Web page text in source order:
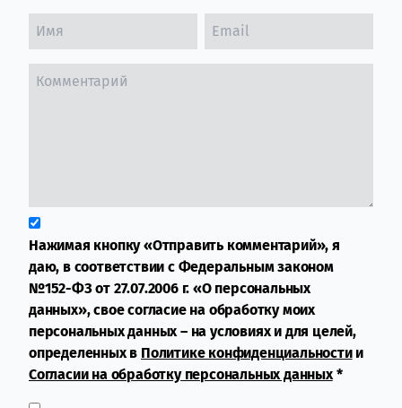
Нажимая кнопку «Отправить комментарий», я
даю, в соответствии с Федеральным законом
№152-ФЗ от 27.07.2006 г. «О персональных
данных», свое согласие на обработку моих
персональных данных – на условиях и для целей,
определенных в Политике конфиденциальностии
Согласии на обработку персональных данных*